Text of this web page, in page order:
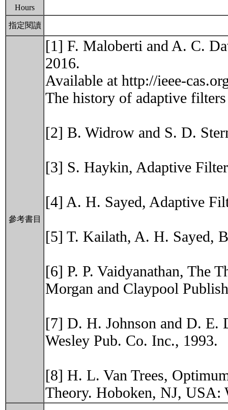
Hours
指定閱讀
參考書目
[1] F. Maloberti and A. C.
2016.
Available at http://ieee-
The history of adaptive
[2] B. Widrow and S. D.
[3] S. Haykin, Adaptive
[4] A. H. Sayed, Adaptive
[5] T. Kailath, A. H. Sayed,
[6] P. P. Vaidyanathan, The
Morgan and Claypool
[7] D. H. Johnson and D. E.
Wesley Pub. Co. Inc., 1993.
[8] H. L. Van Trees,
Theory. Hoboken, NJ,